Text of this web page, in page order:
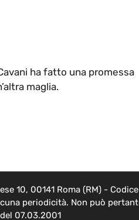
ha fatto una promessa
maglia.
10, 00141 Roma (RM) -
periodicità. Non può
07.03.2001